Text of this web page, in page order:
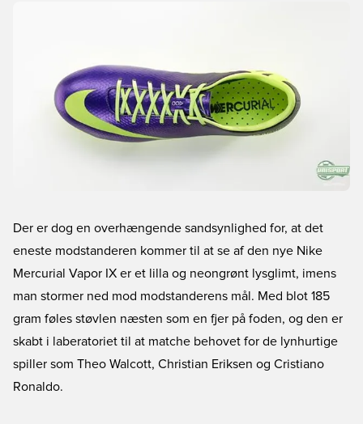
Der er dog en overhængende sandsynlighed for, at det
eneste modstanderen kommer til at se af den nye Nike
Mercurial Vapor IX er et lilla og neongrønt lysglimt, imens
man stormer ned mod modstanderens mål. Med blot 185
gram føles støvlen næsten som en fjer på foden, og den er
skabt i laberatoriet til at matche behovet for de lynhurtige
spiller som Theo Walcott, Christian Eriksen og Cristiano
Ronaldo.